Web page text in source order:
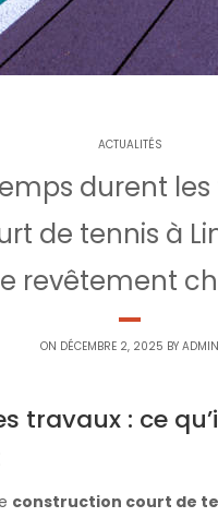
ACTUALITÉS
durent
de tennis à
revêtement
ON DÉCEMBRE 2, 2025 BY ADMIN
travaux : ce
construction court de